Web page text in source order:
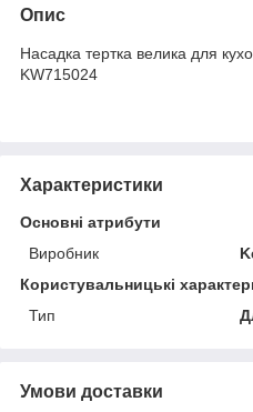
Опис
Насадка тертка велика для
KW715024
Характеристики
Основні атрибути
Виробник
Користувальницькі
Тип
Умови доставки